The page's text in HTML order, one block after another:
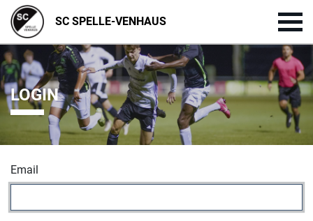
SC SPELLE-VENHAUS
LOGIN
Email